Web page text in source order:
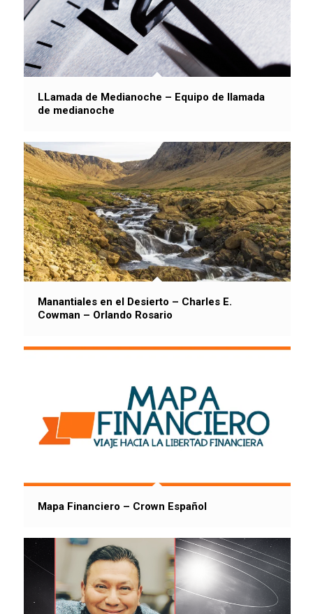
LLamada de Medianoche – Equipo de llamada
de medianoche
Manantiales en el Desierto – Charles E.
Cowman – Orlando Rosario
Mapa Financiero – Crown Español